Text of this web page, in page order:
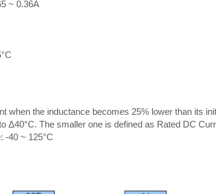
~ 0.36A
when the inductance becomes 25% lower than its
Δ40°C. The smaller one is defined as Rated DC
-40 ~ 125°C